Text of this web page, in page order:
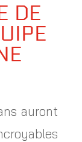
DE
auront